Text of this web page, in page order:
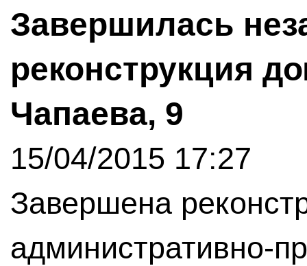
Завершилась
реконструкция
Чапаева, 9
15/04/2015 17:27
Завершена
административно-